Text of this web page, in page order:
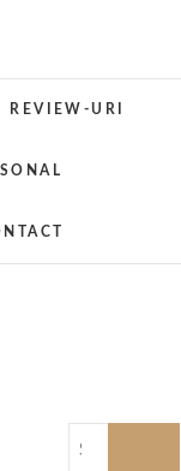
REVIEW-URI